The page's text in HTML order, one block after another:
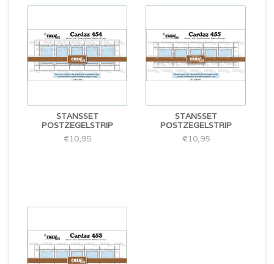
STANSSET
POSTZEGELSTRIP
€10,95
STANSSET
POSTZEGELSTRIP
€10,95